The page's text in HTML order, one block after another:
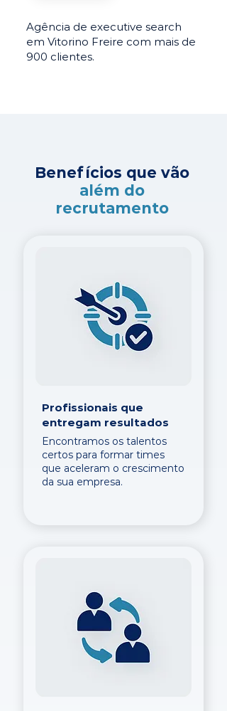
Agência de executive search
em Vitorino Freire com mais de
900 clientes.
Benefícios que vão
além do
recrutamento
Profissionais que
entregam resultados
Encontramos os talentos
certos para formar times
que aceleram o crescimento
da sua empresa.